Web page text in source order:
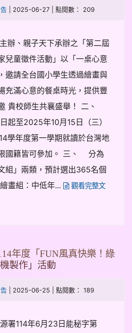
| 2025-06-27 | 點閱數： 209
、親子天下承辦之「第二屆
兒童徵件活動」以「一桌心意
邀請全台國小學生透過繪畫與
充滿心意的餐桌時光，提供豐
貴校師生共襄盛舉！ 二、
起至2025年10月15日（三）
學年度第一學期就讀於台灣地
國籍皆可參加。 三、 分為
組」兩類，預計選出365名個
畫組：中低年...
觀看完整文
年度「FUN風真快樂！綠
製作」活動
| 2025-06-25 | 點閱數： 189
署114年6月23日能秘字第